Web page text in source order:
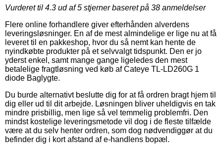
Vurderet til 4.3 ud af 5 stjerner baseret på 38 anmeldelser
Flere online forhandlere giver efterhånden alverdens
leveringsløsninger. En af de mest almindelige er lige nu at få
leveret til en pakkeshop, hvor du så nemt kan hente de
nyindkøbte produkter på et selvvalgt tidspunkt. Den er jo
yderst enkel, samt mange gange ligeledes den mest
betalelige fragtløsning ved køb af Cateye TL-LD260G 1
diode Baglygte.
Du burde alternativt beslutte dig for at få ordren bragt hjem til
dig eller ud til dit arbejde. Løsningen bliver uheldigvis en tak
mindre prisbillig, men lige så vel temmelig problemfri. Den
mindst kostelige leveringsmetode vil dog i de fleste tilfælde
være at du selv henter ordren, som dog nødvendiggør at du
befinder dig i kort afstand af e-handlens bopæl.